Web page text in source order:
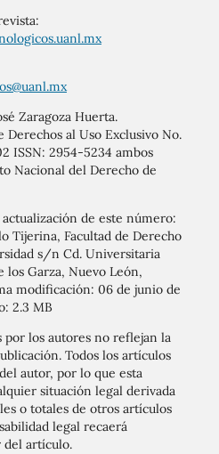
Zaragoza Huerta.
Derechos al Uso Exclusivo No.
ISSN: 2954-5234 ambos
Nacional del Derecho de
de este número:
Tijerina, Facultad de Derecho
s/n Cd. Universitaria
los Garza, Nuevo León,
modificación: 06 de junio de
2.3 MB
por los autores no reflejan la
Todos los artículos
autor, por lo que esta
situación legal derivada
o totales de otros artículos
legal recaerá
artículo.